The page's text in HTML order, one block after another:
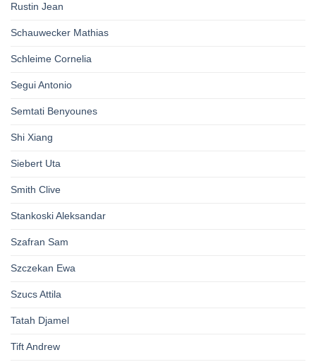
Rustin Jean
Schauwecker Mathias
Schleime Cornelia
Segui Antonio
Semtati Benyounes
Shi Xiang
Siebert Uta
Smith Clive
Stankoski Aleksandar
Szafran Sam
Szczekan Ewa
Szucs Attila
Tatah Djamel
Tift Andrew